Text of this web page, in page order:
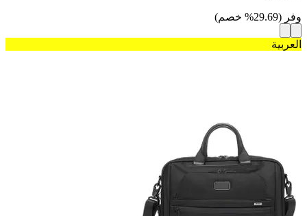
وفر (
29.69
% خصم)
العربية